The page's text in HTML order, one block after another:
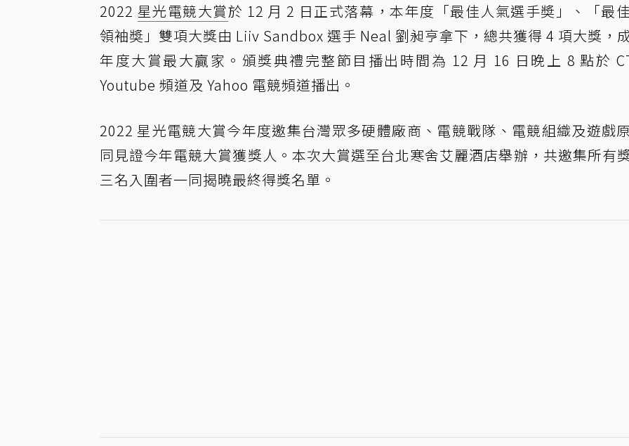
2022 星光電競大賞於 12 月 2 日正式落幕，本年度「最佳人氣選手奬」、「最
領袖奬」雙項大獎由 Liiv Sandbox 選手 Neal 劉昶亨拿下，總共獲得 4 項大獎，
年度大賞最大贏家。頒獎典禮完整節目播出時間為 12 月 16 日晚上 8 點於
Youtube 頻道及 Yahoo 電競頻道播出。
2022 星光電競大賞今年度邀集台灣眾多硬體廠商、電競戰隊、電競組織及遊戲
同見證今年電競大賞獲獎人。本次大賞選至台北寒舍艾麗酒店舉辦，共邀集所有
三名入圍者一同揭曉最終得獎名單。